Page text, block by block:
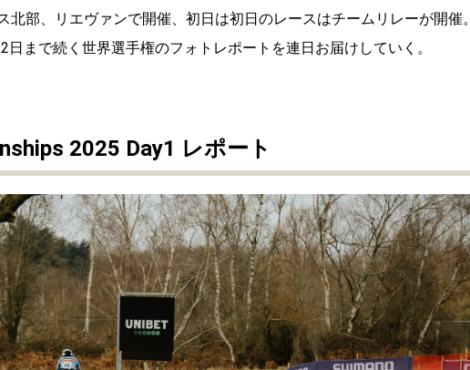
部、リエヴァンで開催、初日は初日のレースはチームリレーが開催。
まで続く世界選手権のフォトレポートを連日お届けしていく。
2025 Day1 レポート